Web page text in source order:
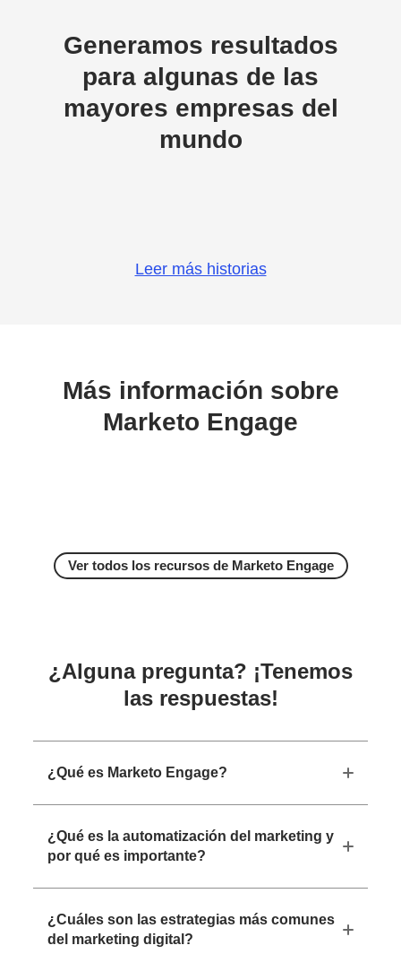
Generamos resultados
para algunas de las
mayores empresas del
mundo
Leer más historias
Más información sobre
Marketo Engage
Ver todos los recursos de Marketo Engage
¿Alguna pregunta? ¡Tenemos
las respuestas!
¿Qué es Marketo Engage?
¿Qué es la automatización del marketing y
por qué es importante?
¿Cuáles son las estrategias más comunes
del marketing digital?